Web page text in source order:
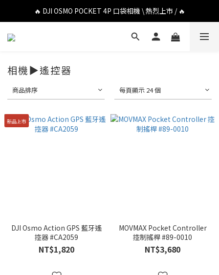
🔥 DJI OSMO POCKET 4P 口袋相機 \ 熱烈上市 / 🔥
🔥 DJI OSMO POCKET 4P 口袋相機 \ 熱烈上市 / 🔥
🔥 Insta360 Luna Ultra 雲台相機 \ 熱烈上市 / 🔥
🔥 DJI OSMO POCKET 4P 口袋相機 \ 熱烈上市 / 🔥
相機▶遙控器
商品排序 每頁顯示 24 個
新品上市
DJI Osmo Action GPS 藍牙遙
控器 #CA2059
NT$1,820
MOVMAX Pocket Controller
控制搖桿 #89-0010
NT$3,680